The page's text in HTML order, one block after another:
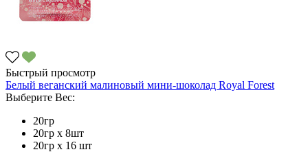
Быстрый просмотр
Белый веганский малиновый мини-шоколад Royal Forest
Выберите Вес:
20гр
20гр x 8шт
20гр х 16 шт